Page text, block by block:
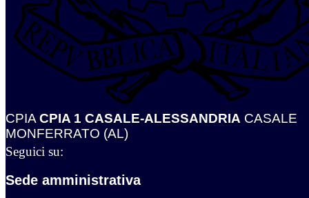
CPIA CPIA 1 CASALE-ALESSANDRIA CASALE
MONFERRATO (AL)
Seguici su:
Sede amministrativa